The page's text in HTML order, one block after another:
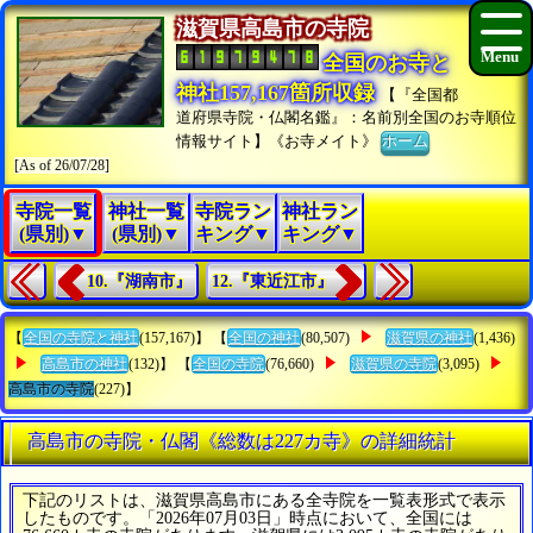
滋賀県高島市の寺院
全国のお寺と
神社157,167箇所収録
【『全国都
道府県寺院・仏閣名鑑』：名前別全国のお寺順位
情報サイト】《お寺メイト》ホーム
[As of 26/07/28]
寺院一覧
(県別)▼
神社一覧
(県別)▼
寺院ラン
キング▼
神社ラン
キング▼
10.『湖南市』 12.『東近江市』
【 全国の寺院と神社(157,167)】 【 全国の神社(80,507) 滋賀県の神社(1,436)
高島市の神社(132)】 【 全国の寺院(76,660) 滋賀県の寺院(3,095)
高島市の寺院(227)】
高島市の寺院・仏閣《総数は227カ寺》の詳細統計
下記のリストは、滋賀県高島市にある全寺院を一覧表形式で表示
したものです。「2026年07月03日」時点において、全国には